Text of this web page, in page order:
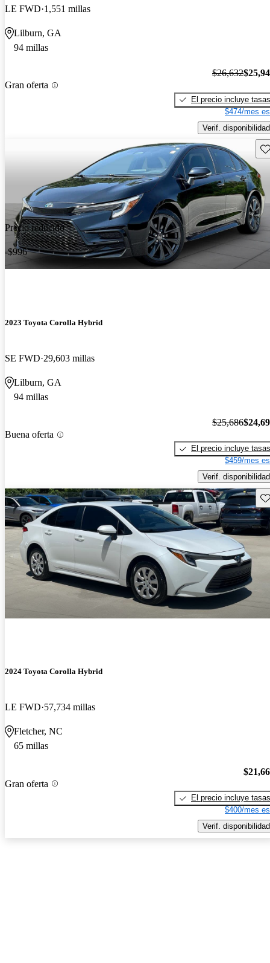
LE FWD 1,551 millas
Lilburn, GA
94 millas
Gran oferta
$26,632
El precio incluye tasas
$474/mes
Verif. disponibilidad
Precio reducido
-$996
2023 Toyota Corolla Hybrid
SE FWD 29,603 millas
Lilburn, GA
94 millas
Buena oferta
$25,686
El precio incluye tasas
$459/mes
Verif. disponibilidad
2024 Toyota Corolla Hybrid
LE FWD 57,734 millas
Fletcher, NC
65 millas
Gran oferta
El precio incluye tasas
$400/mes
Verif. disponibilidad